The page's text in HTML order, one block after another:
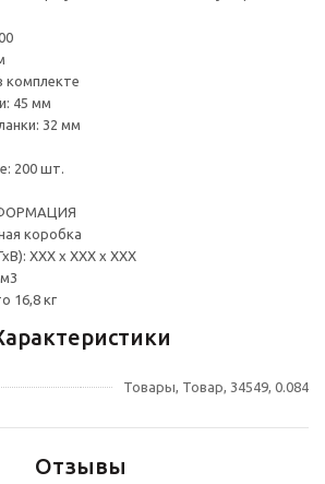
комплекте
45 мм
32 мм
200 шт.
коробка
ХХХ х ХХХ х ХХХ
16,8 кг
Товары, Товар, 34549, 0.084
Отзывы